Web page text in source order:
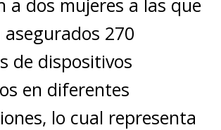
a dos mujeres a las que
270
de dispositivos
en diferentes
lo cual representa